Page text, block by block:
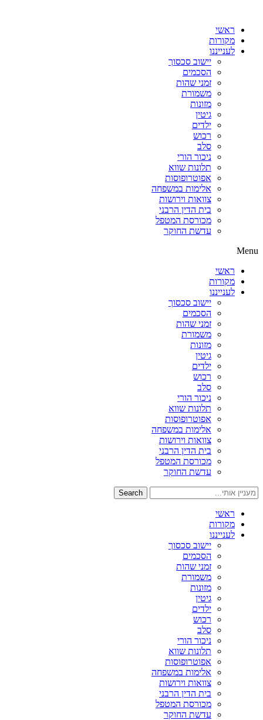
ראשי
מקורות
לענייננו
יישוב סכסוך
הסכמים
זמני שהות
משמורת
מזונות
גיטין
ילדים
רכוש
סלב
ניכור הורי
תלונות שווא
אפוטרופוסות
אלימות במשפחה
צוואות וירושות
בית הדין הרבני
מכורסת המטפל
עדשת החוקר
Menu
ראשי
מקורות
לענייננו
יישוב סכסוך
הסכמים
זמני שהות
משמורת
מזונות
גיטין
ילדים
רכוש
סלב
ניכור הורי
תלונות שווא
אפוטרופוסות
אלימות במשפחה
צוואות וירושות
בית הדין הרבני
מכורסת המטפל
עדשת החוקר
Search
ראשי
מקורות
לענייננו
יישוב סכסוך
הסכמים
זמני שהות
משמורת
מזונות
גיטין
ילדים
רכוש
סלב
ניכור הורי
תלונות שווא
אפוטרופוסות
אלימות במשפחה
צוואות וירושות
בית הדין הרבני
מכורסת המטפל
עדשת החוקר